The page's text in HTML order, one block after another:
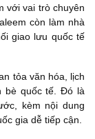
với vai trò chuyên
còn làm nhà
giao lưu quốc tế
tỏa văn hóa, lịch
bè quốc tế. Đó là
kèm nội dung
gia dễ tiếp cận.